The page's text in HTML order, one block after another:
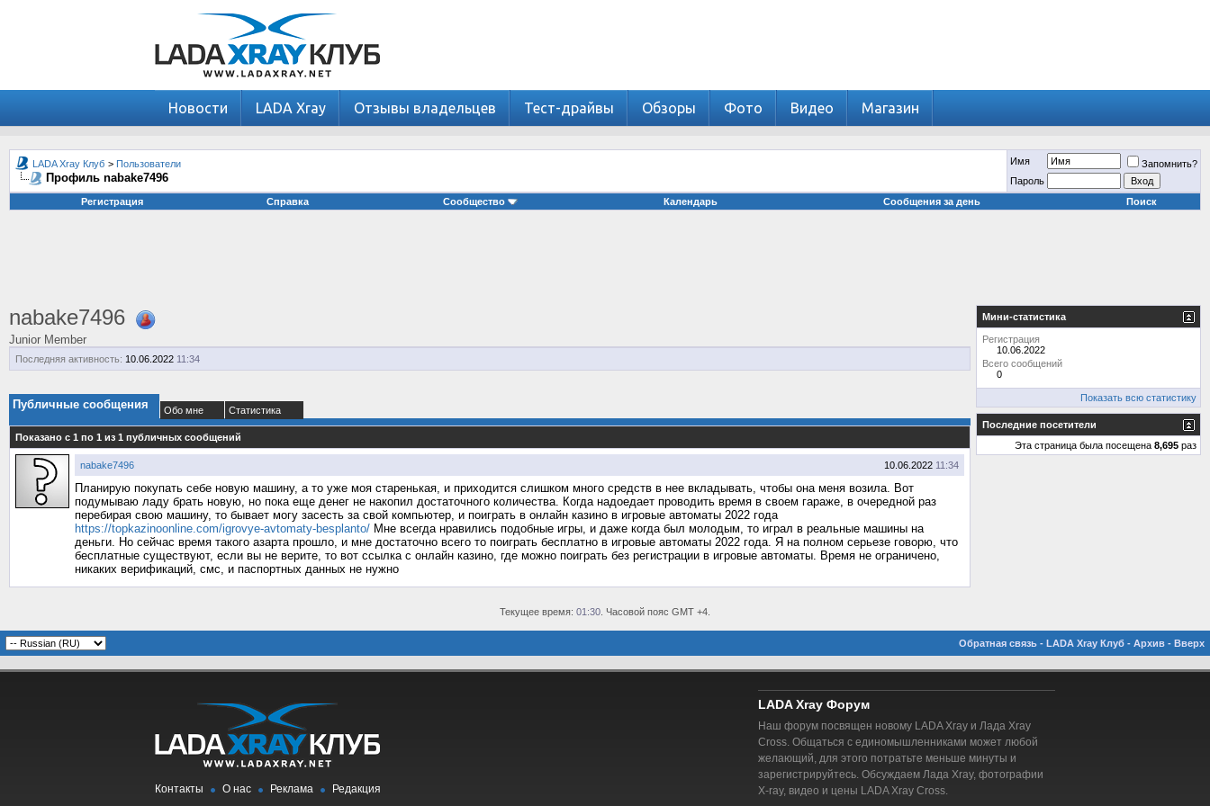
Новости LADA Xray Отзывы владельцев Тест-драйвы Обзоры Фото Видео Магазин
LADA Xray Клуб > Пользователи
Профиль nabake7496
Имя
Запомнить?
Пароль
Регистрация
Справка Сообщество Календарь Сообщения за день Поиск
nabake7496
Junior Member
Последняя активность: 10.06.2022 11:34
Публичные сообщения Обо мне Статистика
Показано с 1 по 1 из 1 публичных сообщений
10.06.2022 11:34
nabake7496
Планирую покупать себе новую машину, а то уже моя старенькая, и приходится слишком много средств в нее вкладывать, чтобы она меня возила. Вот
подумываю ладу брать новую, но пока еще денег не накопил достаточного количества. Когда надоедает проводить время в своем гараже, в очередной раз
перебирая свою машину, то бывает могу засесть за свой компьютер, и поиграть в онлайн казино в игровые автоматы 2022 года
https://topkazinoonline.com/igrovye-avtomaty-besplanto/ Мне всегда нравились подобные игры, и даже когда был молодым, то играл в реальные машины на
деньги. Но сейчас время такого азарта прошло, и мне достаточно всего то поиграть бесплатно в игровые автоматы 2022 года. Я на полном серьезе говорю, что
бесплатные существуют, если вы не верите, то вот ссылка с онлайн казино, где можно поиграть без регистрации в игровые автоматы. Время не ограничено,
никаких верификаций, смс, и паспортных данных не нужно
Мини-статистика
Регистрация
10.06.2022
Всего сообщений
0
Показать всю статистику
Последние посетители
Эта страница была посещена 8,695 раз
Текущее время: 01:30 . Часовой пояс GMT +4.
Обратная связь - LADA Xray Клуб - Архив - Вверх
Контакты О нас Реклама Редакция
LADA Xray Форум
Наш форум посвящен новому LADA Xray и Лада Xray
Cross. Общаться с единомышленниками может любой
желающий, для этого потратьте меньше минуты и
зарегистрируйтесь. Обсуждаем Лада Xray, фотографии
X-ray, видео и цены LADA Xray Cross.